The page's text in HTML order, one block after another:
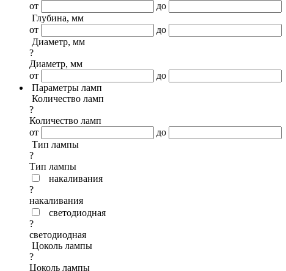
от
до
Глубина, мм
от
до
Диаметр, мм
?
Диаметр, мм
от
до
Параметры ламп
Количество ламп
?
Количество ламп
от
до
Тип лампы
?
Тип лампы
накаливания
?
накаливания
светодиодная
?
светодиодная
Цоколь лампы
?
Цоколь лампы